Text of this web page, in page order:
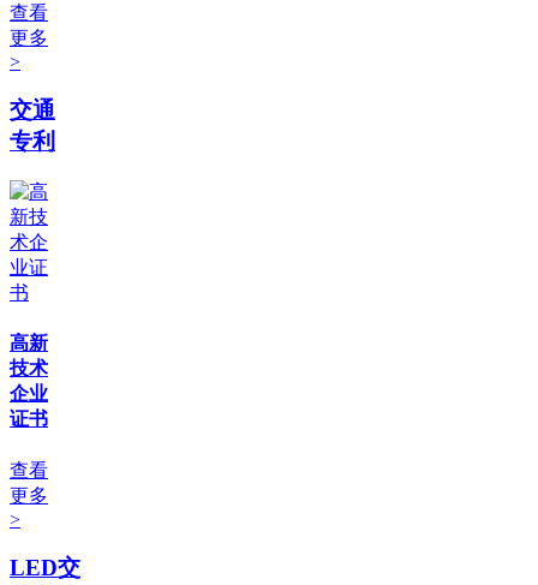
查看
更多
>
交通
专利
高新
技术
企业
证书
查看
更多
>
LED交